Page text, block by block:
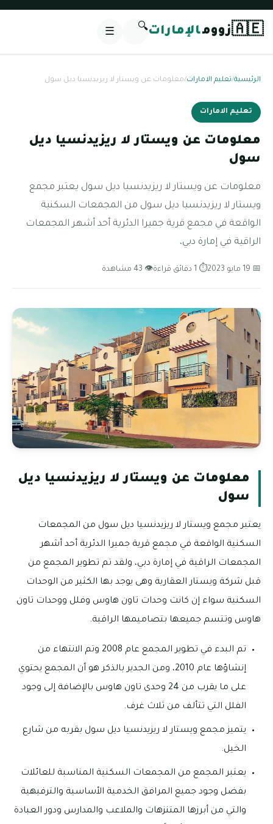
🇦🇪زوومالإمارات🔍
☰
الرئيسية/تعليم الامارات/معلومات عن ويستار لا ريزيدنسيا ديل سول
تعليم الامارات
معلومات عن ويستار لا ريزيدنسيا ديل
سول
معلومات عن ويستار لا ريزيدنسيا ديل سول يعتبر مجمع
ويستار لا ريزيدنسيا ديل سول من المجمعات السكنية
الواقعة في مجمع قرية جميرا الدئرية أحد أشهر المجمعات
الراقية في إمارة دبي،
📅 19 مايو 2023 ⏱ 1 دقائق قراءة 👁 43 مشاهدة
معلومات عن ويستار لا ريزيدنسيا ديل
سول
يعتبر مجمع ويستار لا ريزيدنسيا ديل سول من المجمعات
السكنية الواقعة في مجمع قرية جميرا الدئرية أحد أشهر
المجمعات الراقية في إمارة دبي، ولقد تم تطوير المجمع من
قبل شركة ويستار العقارية وهى يوجد بها الكثير من الوحدات
السكنية سواء إن كانت وحدات تاون هاوس وفلل ووحدات تاون
هاوس وتتسم جميعها بتصاميمها الراقية.
تم البدء في تطوير المجمع عام 2008 وتم الانتهاء من
إنشاؤها عام 2010، ومن الجدير بالذكر هو أن المجمع يحتوي
على ما يقرب من 24 وحدى تاون هاوس بالإضافة إلى وجود
الفلل التي تتألف من ثلاث غرف.
يتميز مجمع ويستار لا ريزيدنسيا ديل سول بقربه من شارع
الخيل.
يعتبر المجمع من المجمعات السكنية المناسبة للعائلات
بفضل وجود جميع المرافق الخدمية الأساسية والترفيهية
والتي من أبرزها المتنزهات والملاعب والمدارس ودور العبادة